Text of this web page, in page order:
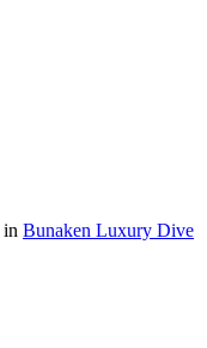
in Bunaken Luxury Dive